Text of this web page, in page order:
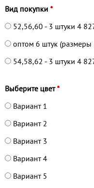
Вид покупки *
52,56,60 - 3 штуки 4
оптом 6 штук
54,58,62 - 3 штуки 4
Выберите цвет*
Вариант 1
Вариант 2
Вариант 3
Вариант 4
Вариант 5